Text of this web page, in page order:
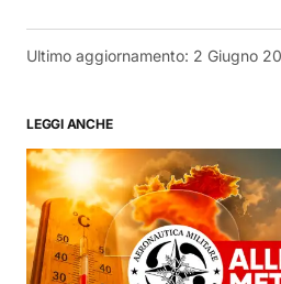
Ultimo aggiornamento: 2 Giugno
LEGGI ANCHE